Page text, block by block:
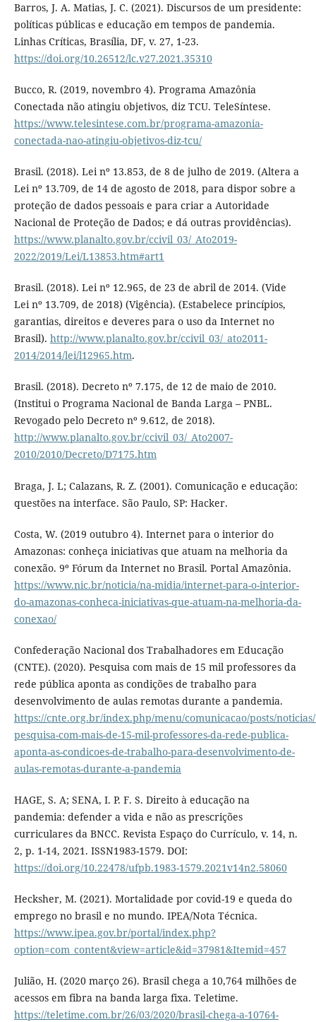
Barros, J. A. Matias, J. C. (2021). Discursos de um presidente:
políticas públicas e educação em tempos de pandemia.
Linhas Críticas, Brasília, DF, v. 27, 1-23.
https://doi.org/10.26512/lc.v27.2021.35310
Bucco, R. (2019, novembro 4). Programa Amazônia
Conectada não atingiu objetivos, diz TCU. TeleSíntese.
https://www.telesintese.com.br/programa-amazonia-
conectada-nao-atingiu-objetivos-diz-tcu/
Brasil. (2018). Lei nº 13.853, de 8 de julho de 2019. (Altera a
Lei nº 13.709, de 14 de agosto de 2018, para dispor sobre a
proteção de dados pessoais e para criar a Autoridade
Nacional de Proteção de Dados; e dá outras providências).
https://www.planalto.gov.br/ccivil_03/_Ato2019-
2022/2019/Lei/L13853.htm#art1
Brasil. (2018). Lei nº 12.965, de 23 de abril de 2014. (Vide
Lei nº 13.709, de 2018) (Vigência). (Estabelece princípios,
garantias, direitos e deveres para o uso da Internet no
Brasil). http://www.planalto.gov.br/ccivil_03/_ato2011-
2014/2014/lei/l12965.htm.
Brasil. (2018). Decreto nº 7.175, de 12 de maio de 2010.
(Institui o Programa Nacional de Banda Larga – PNBL.
Revogado pelo Decreto nº 9.612, de 2018).
http://www.planalto.gov.br/ccivil_03/_Ato2007-
2010/2010/Decreto/D7175.htm
Braga, J. L; Calazans, R. Z. (2001). Comunicação e educação:
questões na interface. São Paulo, SP: Hacker.
Costa, W. (2019 outubro 4). Internet para o interior do
Amazonas: conheça iniciativas que atuam na melhoria da
conexão. 9º Fórum da Internet no Brasil. Portal Amazônia.
https://www.nic.br/noticia/na-midia/internet-para-o-interior-
do-amazonas-conheca-iniciativas-que-atuam-na-melhoria-da-
conexao/
Confederação Nacional dos Trabalhadores em Educação
(CNTE). (2020). Pesquisa com mais de 15 mil professores da
rede pública aponta as condições de trabalho para
desenvolvimento de aulas remotas durante a pandemia.
https://cnte.org.br/index.php/menu/comunicacao/posts/noticias/
pesquisa-com-mais-de-15-mil-professores-da-rede-publica-
aponta-as-condicoes-de-trabalho-para-desenvolvimento-de-
aulas-remotas-durante-a-pandemia
HAGE, S. A; SENA, I. P. F. S. Direito à educação na
pandemia: defender a vida e não as prescrições
curriculares da BNCC. Revista Espaço do Currículo, v. 14, n.
2, p. 1-14, 2021. ISSN1983-1579. DOI:
https://doi.org/10.22478/ufpb.1983-1579.2021v14n2.58060
Hecksher, M. (2021). Mortalidade por covid-19 e queda do
emprego no brasil e no mundo. IPEA/Nota Técnica.
https://www.ipea.gov.br/portal/index.php?
option=com_content&view=article&id=37981&Itemid=457
Julião, H. (2020 março 26). Brasil chega a 10,764 milhões de
acessos em fibra na banda larga fixa. Teletime.
https://teletime.com.br/26/03/2020/brasil-chega-a-10764-